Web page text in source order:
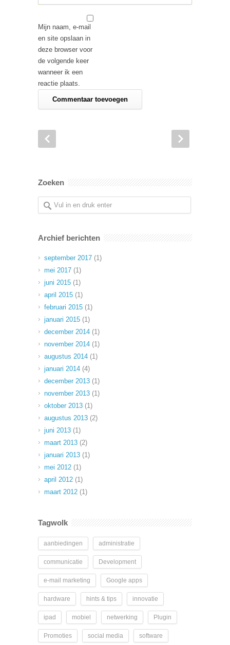
Mijn naam, e-mail
en site opslaan in
deze browser voor
de volgende keer
wanneer ik een
reactie plaats.
Zoeken
Archief berichten
september 2017 (1)
mei 2017 (1)
juni 2015 (1)
april 2015 (1)
februari 2015 (1)
januari 2015 (1)
december 2014 (1)
november 2014 (1)
augustus 2014 (1)
januari 2014 (4)
december 2013 (1)
november 2013 (1)
oktober 2013 (1)
augustus 2013 (2)
juni 2013 (1)
maart 2013 (2)
januari 2013 (1)
mei 2012 (1)
april 2012 (1)
maart 2012 (1)
Tagwolk
aanbiedingen administratie
communicatie Development
e-mail marketing Google apps
hardware hints & tips innovatie
ipad mobiel netwerking Plugin
Promoties social media software